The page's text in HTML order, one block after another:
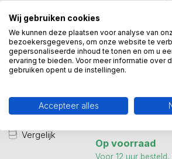
Vergelijk
GER VAN
Beeld
Progress. Oftewel
...
Op voorraad
Voor 12 uur besteld,
Wij gebruiken cookies
We kunnen deze plaatsen voor analyse van
bezoekersgegevens, om onze website te
gepersonaliseerde inhoud te tonen en om u
ervaring te bieden. Voor meer informatie over
gebruiken opent u de instellingen.
Accepteer alles